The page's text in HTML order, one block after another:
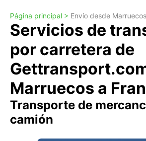
Página principal > Envío desde
Servicios de
por carretera de
Marruecos a
Transporte de
camión